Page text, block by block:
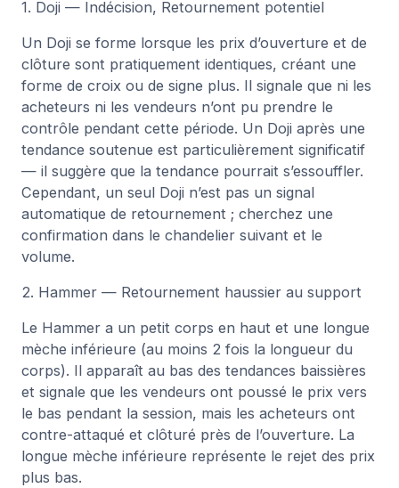
1. Doji — Indécision, Retournement potentiel
Un Doji se forme lorsque les prix d’ouverture et de
clôture sont pratiquement identiques, créant une
forme de croix ou de signe plus. Il signale que ni les
acheteurs ni les vendeurs n’ont pu prendre le
contrôle pendant cette période. Un Doji après une
tendance soutenue est particulièrement significatif
— il suggère que la tendance pourrait s’essouffler.
Cependant, un seul Doji n’est pas un signal
automatique de retournement ; cherchez une
confirmation dans le chandelier suivant et le
volume.
2. Hammer — Retournement haussier au support
Le Hammer a un petit corps en haut et une longue
mèche inférieure (au moins 2 fois la longueur du
corps). Il apparaît au bas des tendances baissières
et signale que les vendeurs ont poussé le prix vers
le bas pendant la session, mais les acheteurs ont
contre-attaqué et clôturé près de l’ouverture. La
longue mèche inférieure représente le rejet des prix
plus bas.